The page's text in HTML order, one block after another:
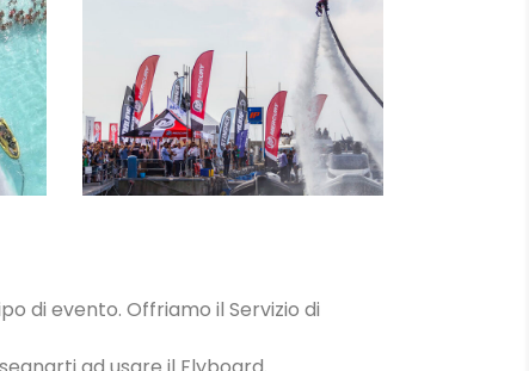
LEZIONI
di evento. Offriamo il Servizio di